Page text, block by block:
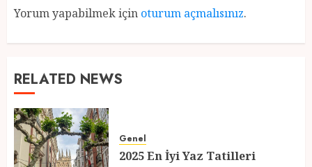
Yorum yapabilmek için oturum açmalısınız.
RELATED NEWS
Genel
2025 En İyi Yaz Tatilleri